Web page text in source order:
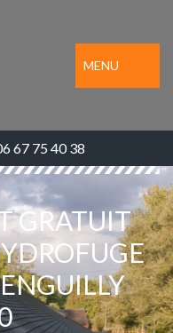
MENU
67 75 40 38
GRATUIT